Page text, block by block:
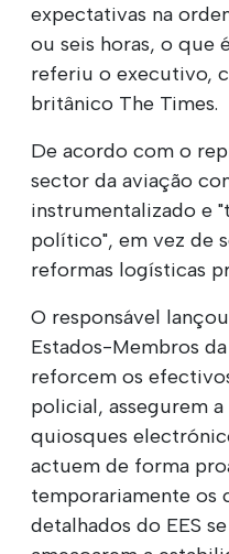
expectativas na
ou seis horas, o que
referiu o executivo,
britânico The Times.
De acordo com o
sector da aviação
instrumentalizado e
político", em vez de
reformas logísticas
O responsável
Estados-Membros
reforcem os
policial, assegurem
quiosques
actuem de forma
temporariamente
detalhados do EES